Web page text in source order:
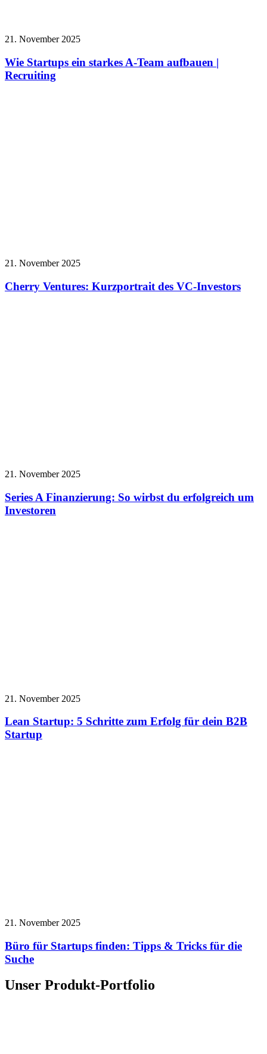
21. November 2025
Wie Startups ein starkes A-Team aufbauen |
Recruiting
21. November 2025
Cherry Ventures: Kurzportrait des VC-Investors
21. November 2025
Series A Finanzierung: So wirbst du erfolgreich um
Investoren
21. November 2025
Lean Startup: 5 Schritte zum Erfolg für dein B2B
Startup
21. November 2025
Büro für Startups finden: Tipps & Tricks für die
Suche
Unser Produkt-Portfolio